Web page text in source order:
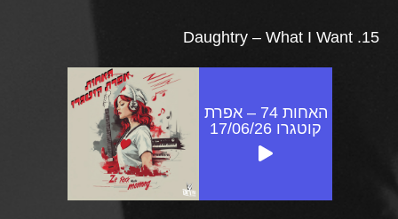
15. Daughtry – What I Want
האחות 74 – אפרת
קוטגרו 17/06/26